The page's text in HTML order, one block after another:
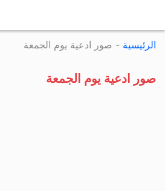
إلى
المحتوى
الرئيسية - صور ادعية يوم الجمعة
صور ادعية يوم الجمعة